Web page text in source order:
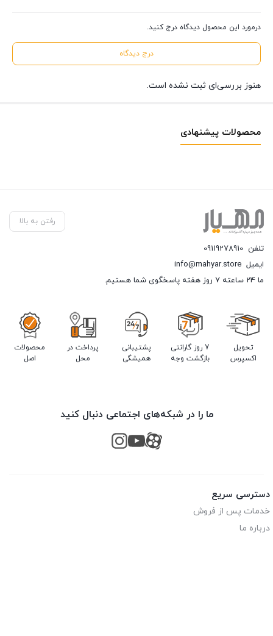
درمورد این محصول دیدگاه درج کنید.
درج دیدگاه
هنوز بررسی‌ای ثبت نشده است.
محصولات پیشنهادی
رفتن به بالا
تلفن 09119278910
ایمیل info@mahyar.store
ما 24 ساعته 7 روز هفته پاسخگوی شما هستیم.
تحویل
اکسپرس
7 روز گارانتی
بازگشت وجه
پشتیبانی
همیشگی
پرداخت در
محل
محصولات
اصل
ما را در شبکه‌های اجتماعی دنبال کنید
دسترسی سریع
خدمات پس از فروش
درباره ما